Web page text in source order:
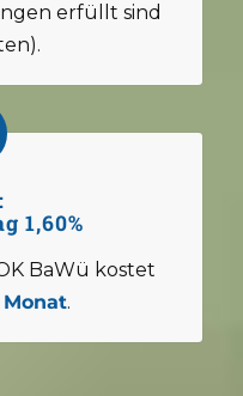
erfüllt sind
1,60%
BaWü kostet
Monat.